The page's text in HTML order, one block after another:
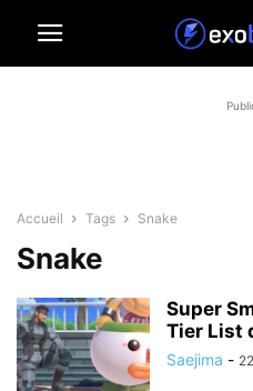
Accueil Tags Snake
Snake
Super
Tier List
Saejima -